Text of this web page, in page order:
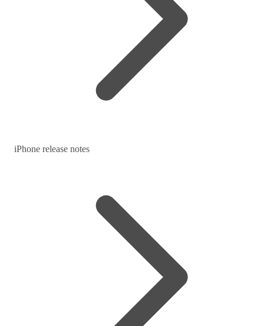
iPhone release notes